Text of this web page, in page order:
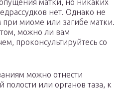
матки, но никаких
нет. Однако не
при миоме или загибе матки.
можно ли вам
проконсультируйтесь со
можно отнести
или органов таза, к